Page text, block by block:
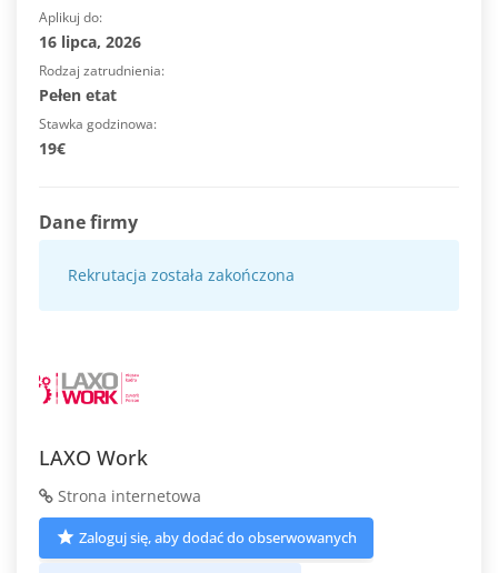
Aplikuj do
16 lipca, 2026
Rodzaj zatrudnienia
Pełen etat
Stawka godzinowa
19€
Dane firmy
Rekrutacja została zakończona
LAXO Work
Strona internetowa
Zaloguj się, aby dodać do obserwowanych